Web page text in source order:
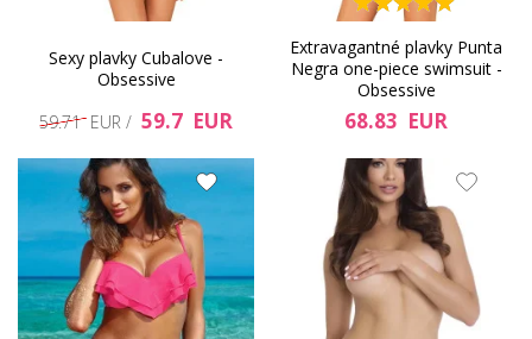
Sexy plavky Cubalove -
Obsessive
59.71 EUR / 59.7 EUR
Extravagantné plavky Punta
Negra one-piece swimsuit -
Obsessive
68.83 EUR